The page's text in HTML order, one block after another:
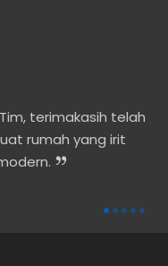
terimakasih telah
rumah yang irit